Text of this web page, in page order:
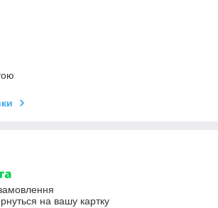
на вашу картку